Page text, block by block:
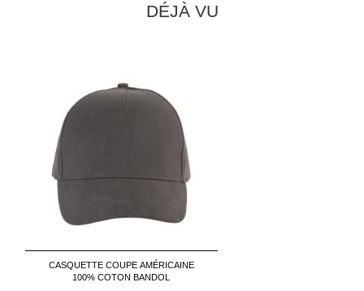
DÉJÀ VU
CASQUETTE COUPE AMÉRICAINE
100% COTON BANDOL